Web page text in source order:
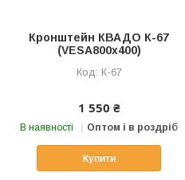
Кронштейн КВАДО К-67
(VESA800х400)
К-67
1 550 ₴
В наявності Оптом і в роздріб
Купити